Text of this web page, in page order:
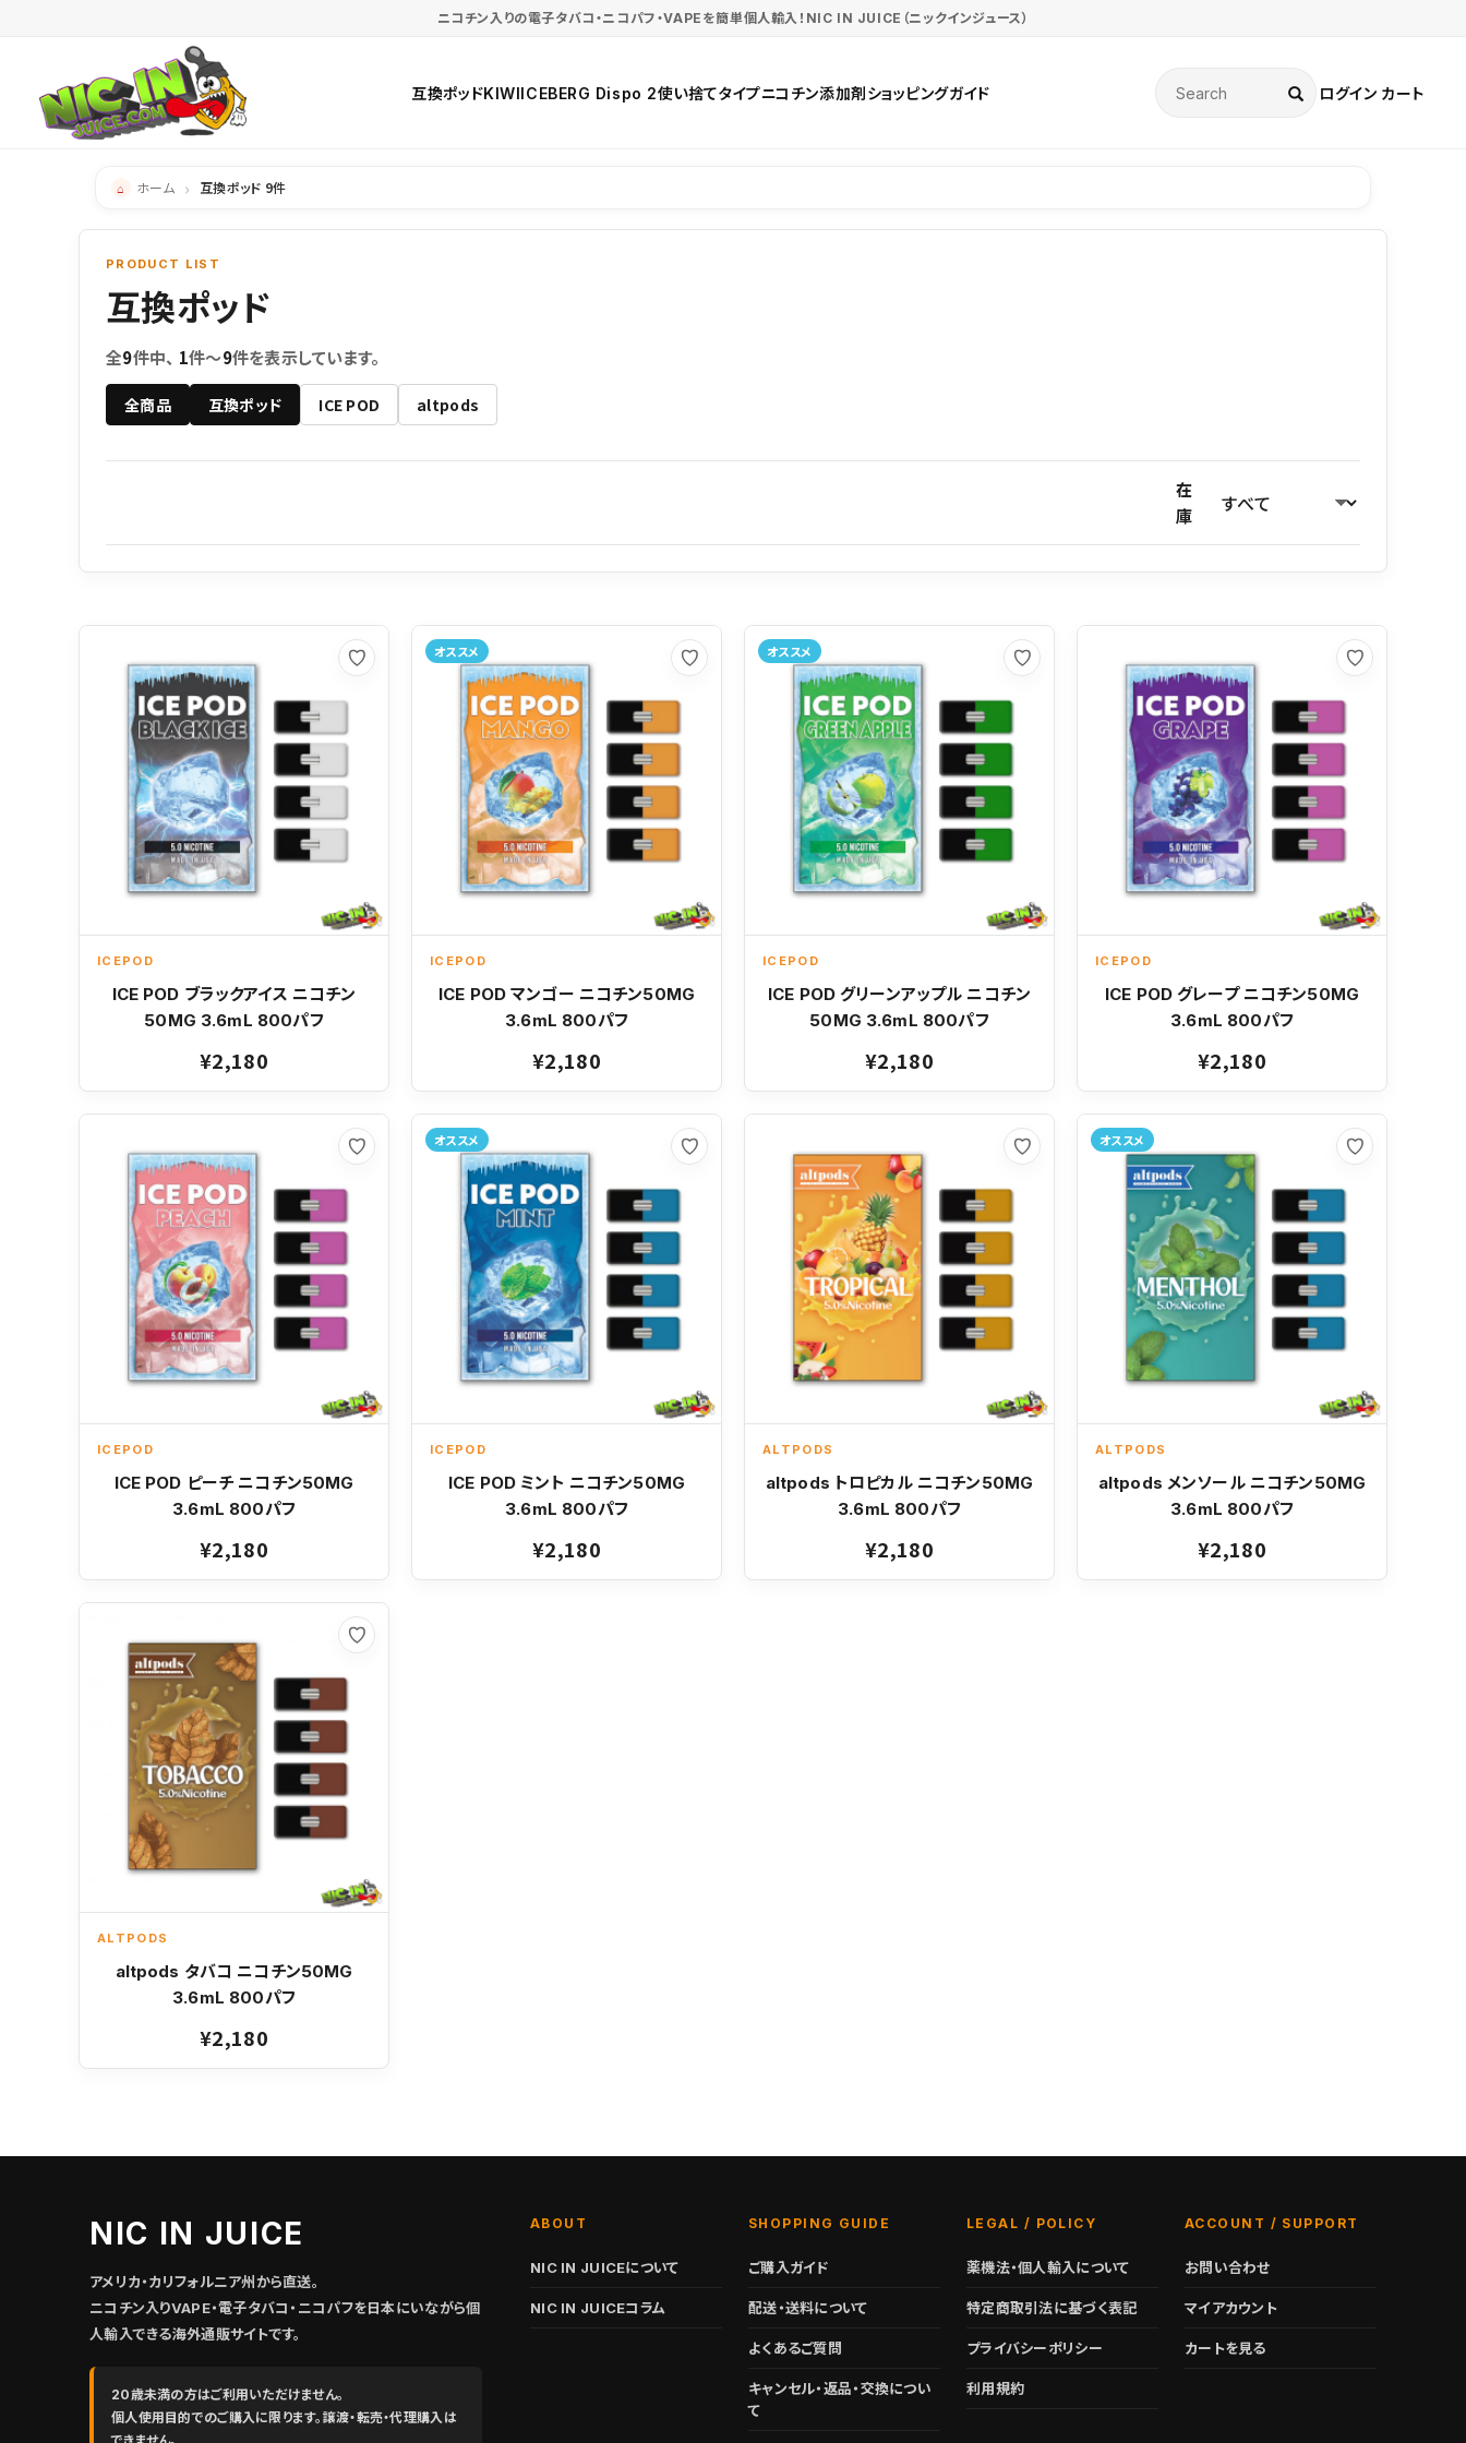
ニコチン入りの電子タバコ・ニコパフ・VAPEを簡単個人輸入！NIC IN JUICE（ニックインジュース）
互換ポッドKIWIICEBERG Dispo 2使い捨てタイプニコチン添加剤ショッピングガイド ログイン カート
ホーム 互換ポッド 9件
PRODUCT LIST
互換ポッド
全9件中、 1件〜9件を表示しています。
全商品 互換ポッド ICE POD altpods
在
庫
お気に入り
ICEPOD
ICE POD ブラックアイス ニコチン
50MG 3.6mL 800パフ
¥2,180
お気に入り
ICEPOD
ICE POD マンゴー ニコチン50MG
3.6mL 800パフ
¥2,180
オススメ
お気に入り
ICEPOD
ICE POD グリーンアップル ニコチン
50MG 3.6mL 800パフ
¥2,180
オススメ
お気に入り
ICEPOD
ICE POD グレープ ニコチン50MG
3.6mL 800パフ
¥2,180
お気に入り
ICEPOD
ICE POD ピーチ ニコチン50MG
3.6mL 800パフ
¥2,180
お気に入り
ICEPOD
ICE POD ミント ニコチン50MG
3.6mL 800パフ
¥2,180
オススメ
お気に入り
ALTPODS
altpods トロピカル ニコチン50MG
3.6mL 800パフ
¥2,180
お気に入り
ALTPODS
altpods メンソール ニコチン50MG
3.6mL 800パフ
¥2,180
オススメ
お気に入り
ALTPODS
altpods タバコ ニコチン50MG
3.6mL 800パフ
¥2,180
NIC IN JUICE
アメリカ・カリフォルニア州から直送。
ニコチン入りVAPE・電子タバコ・ニコパフを日本にいながら個
人輸入できる海外通販サイトです。
20歳未満の方はご利用いただけません。
個人使用目的でのご購入に限ります。譲渡・転売・代理購入は
ABOUT
NIC IN JUICEについて
NIC IN JUICEコラム
SHOPPING GUIDE
ご購入ガイド
配送・送料について
よくあるご質問
キャンセル・返品・交換につい
て
LEGAL / POLICY
薬機法・個人輸入について
特定商取引法に基づく表記
プライバシーポリシー
利用規約
ACCOUNT / SUPPORT
お問い合わせ
マイアカウント
カートを見る